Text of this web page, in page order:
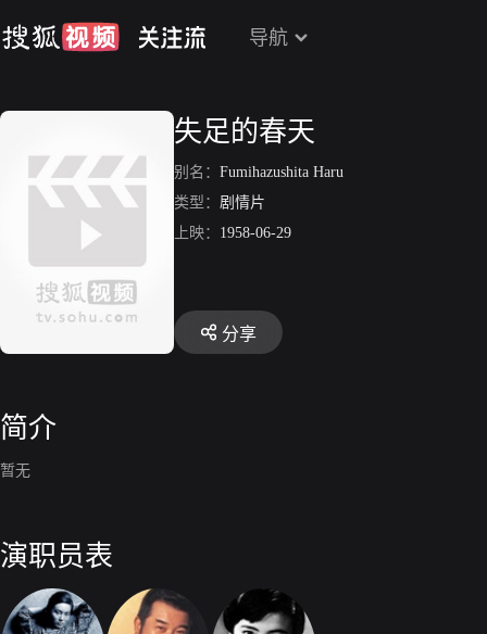
导航
失足的春天
别名： Fumihazushita Haru
类型： 剧情片
上映： 1958-06-29
分享
简介
暂无
演职员表